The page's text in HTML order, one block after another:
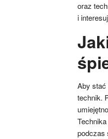
oraz
i
Aby stać
technik.
podczas